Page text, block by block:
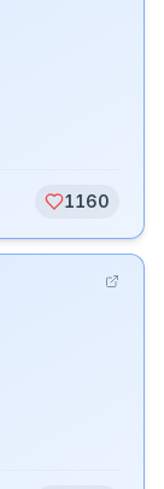
1160